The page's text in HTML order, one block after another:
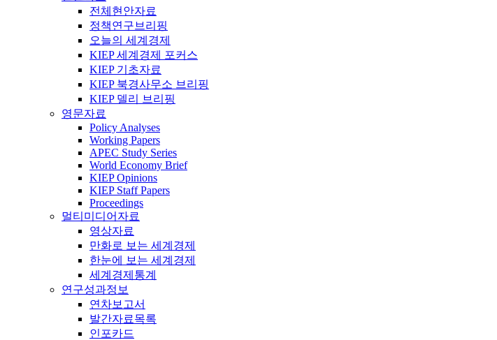
전체현안자료
정책연구브리핑
오늘의 세계경제
KIEP 세계경제 포커스
KIEP 기초자료
KIEP 북경사무소 브리핑
KIEP 델리 브리핑
영문자료
Policy Analyses
Working Papers
APEC Study Series
World Economy Brief
KIEP Opinions
KIEP Staff Papers
Proceedings
멀티미디어자료
영상자료
만화로 보는 세계경제
한눈에 보는 세계경제
세계경제통계
연구성과정보
연차보고서
발간자료목록
인포카드